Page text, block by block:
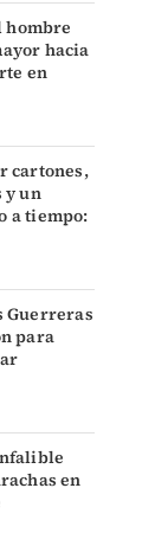
hombre
hacia
en
cartones,
y un
a tiempo:
Guerreras
para
en